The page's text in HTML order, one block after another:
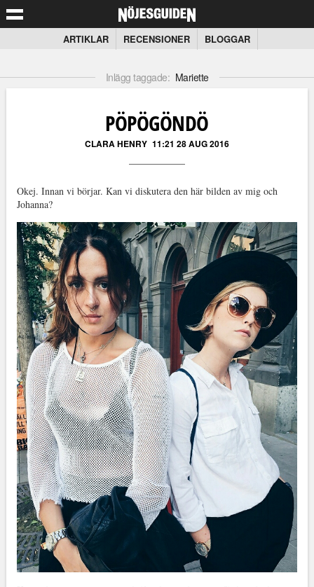
ARTIKLAR RECENSIONER BLOGGAR
Inlägg taggade: Mariette
PÖPÖGÖNDÖ
CLARA HENRY 11:21 28 AUG 2016
Okej. Innan vi börjar. Kan vi diskutera den här bilden av mig och
Johanna?